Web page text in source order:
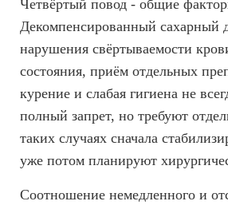
Четвёртый повод - общие
Декомпенсированный сахарный
нарушения свёртываемости
состояния, приём отдельных
курение и слабая гигиена не
полный запрет, но требуют
таких случаях сначала
уже потом планируют
Соотношение немедленного и